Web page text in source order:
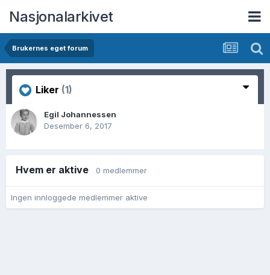
Nasjonalarkivet
Brukernes eget forum
Liker (1)
Egil Johannessen
Desember 6, 2017
Hvem er aktive 0 medlemmer
Ingen innloggede medlemmer aktive